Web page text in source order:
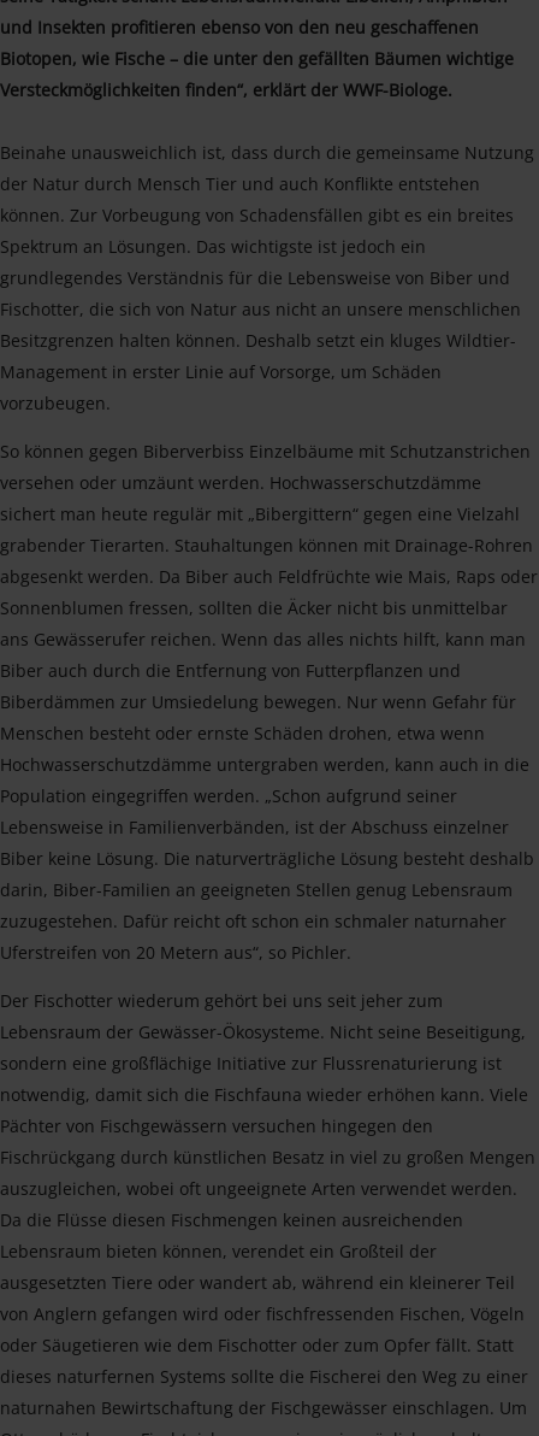
und Insekten profitieren ebenso von den neu geschaffenen
Biotopen, wie Fische – die unter den gefällten Bäumen wichtige
Versteckmöglichkeiten finden“, erklärt der WWF-Biologe.
Beinahe unausweichlich ist, dass durch die gemeinsame Nutzung
der Natur durch Mensch Tier und auch Konflikte entstehen
können. Zur Vorbeugung von Schadensfällen gibt es ein breites
Spektrum an Lösungen. Das wichtigste ist jedoch ein
grundlegendes Verständnis für die Lebensweise von Biber und
Fischotter, die sich von Natur aus nicht an unsere menschlichen
Besitzgrenzen halten können. Deshalb setzt ein kluges Wildtier-
Management in erster Linie auf Vorsorge, um Schäden
vorzubeugen.
So können gegen Biberverbiss Einzelbäume mit Schutzanstrichen
versehen oder umzäunt werden. Hochwasserschutzdämme
sichert man heute regulär mit „Bibergittern“ gegen eine Vielzahl
grabender Tierarten. Stauhaltungen können mit Drainage-Rohren
abgesenkt werden. Da Biber auch Feldfrüchte wie Mais, Raps oder
Sonnenblumen fressen, sollten die Äcker nicht bis unmittelbar
ans Gewässerufer reichen. Wenn das alles nichts hilft, kann man
Biber auch durch die Entfernung von Futterpflanzen und
Biberdämmen zur Umsiedelung bewegen. Nur wenn Gefahr für
Menschen besteht oder ernste Schäden drohen, etwa wenn
Hochwasserschutzdämme untergraben werden, kann auch in die
Population eingegriffen werden. „Schon aufgrund seiner
Lebensweise in Familienverbänden, ist der Abschuss einzelner
Biber keine Lösung. Die naturverträgliche Lösung besteht deshalb
darin, Biber-Familien an geeigneten Stellen genug Lebensraum
zuzugestehen. Dafür reicht oft schon ein schmaler naturnaher
Uferstreifen von 20 Metern aus“, so Pichler.
Der Fischotter wiederum gehört bei uns seit jeher zum
Lebensraum der Gewässer-Ökosysteme. Nicht seine Beseitigung,
sondern eine großflächige Initiative zur Flussrenaturierung ist
notwendig, damit sich die Fischfauna wieder erhöhen kann. Viele
Pächter von Fischgewässern versuchen hingegen den
Fischrückgang durch künstlichen Besatz in viel zu großen Mengen
auszugleichen, wobei oft ungeeignete Arten verwendet werden.
Da die Flüsse diesen Fischmengen keinen ausreichenden
Lebensraum bieten können, verendet ein Großteil der
ausgesetzten Tiere oder wandert ab, während ein kleinerer Teil
von Anglern gefangen wird oder fischfressenden Fischen, Vögeln
oder Säugetieren wie dem Fischotter oder zum Opfer fällt. Statt
dieses naturfernen Systems sollte die Fischerei den Weg zu einer
naturnahen Bewirtschaftung der Fischgewässer einschlagen. Um